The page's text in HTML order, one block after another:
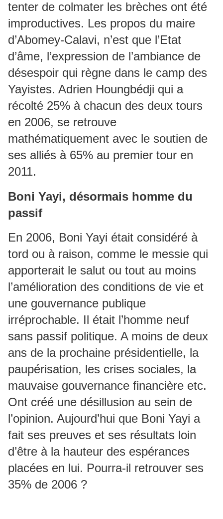
tenter de colmater les brèches ont été
improductives. Les propos du maire
d’Abomey-Calavi, n’est que l’Etat
d’âme, l’expression de l’ambiance de
désespoir qui règne dans le camp des
Yayistes. Adrien Houngbédji qui a
récolté 25% à chacun des deux tours
en 2006, se retrouve
mathématiquement avec le soutien de
ses alliés à 65% au premier tour en
2011.
Boni Yayi, désormais homme du
passif
En 2006, Boni Yayi était considéré à
tord ou à raison, comme le messie qui
apporterait le salut ou tout au moins
l’amélioration des conditions de vie et
une gouvernance publique
irréprochable. Il était l’homme neuf
sans passif politique. A moins de deux
ans de la prochaine présidentielle, la
paupérisation, les crises sociales, la
mauvaise gouvernance financière etc.
Ont créé une désillusion au sein de
l’opinion. Aujourd’hui que Boni Yayi a
fait ses preuves et ses résultats loin
d’être à la hauteur des espérances
placées en lui. Pourra-il retrouver ses
35% de 2006 ?